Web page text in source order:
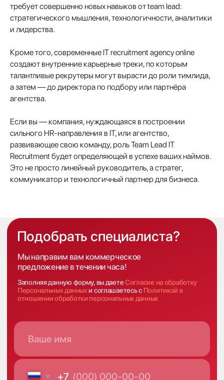
требует совершенно новых навыков от team lead:
стратегического мышления, технологичности, аналитики
и лидерства.
Кроме того, современные IT recruitment agency online
создают внутренние карьерные треки, по которым
талантливые рекрутеры могут вырасти до роли тимлида,
а затем — до директора по подбору или партнёра
агентства.
Если вы — компания, нуждающаяся в построении
сильного HR-направления в IT, или агентство,
развивающее свою команду, роль Team Lead IT
Recruitment будет определяющей в успехе ваших наймов.
Это не просто линейный руководитель, а стратег,
коммуникатор и технологичный партнер для бизнеса.
Москва
О нас
Цены
Кейсы
Клиенты
Имплант
Блог
Политика конфиденциальности
Тауэр" ул. Профсоюзная,56,офис 43
Agios Georgios Chavouzas,
office 1-2 Limassol, Cyprus